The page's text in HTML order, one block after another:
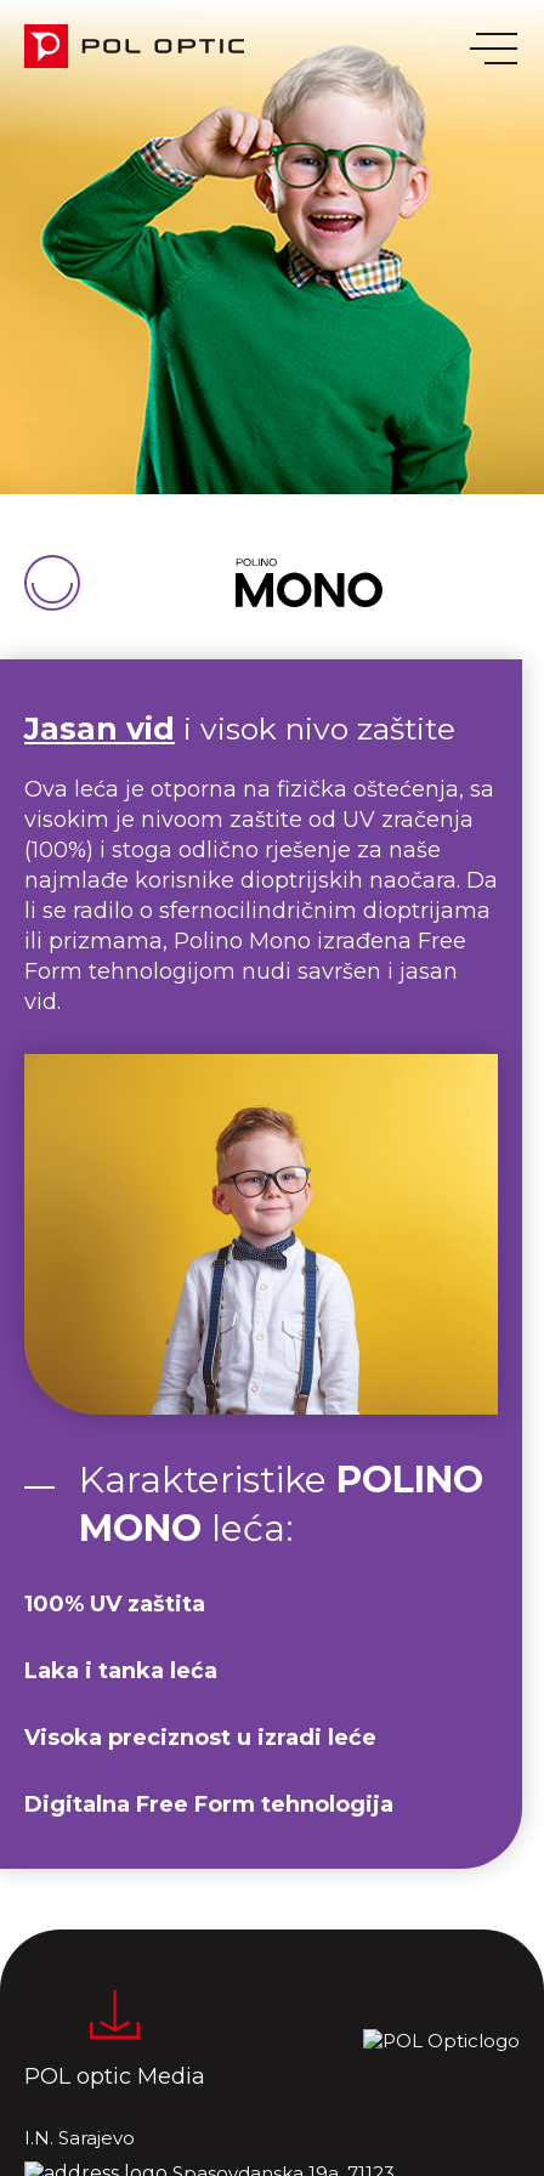
Jasan vid i visok nivo zaštite
Ova leća je otporna na fizička oštećenja, sa
visokim je nivoom zaštite od UV zračenja
(100%) i stoga odlično rješenje za naše
najmlađe korisnike dioptrijskih naočara. Da
li se radilo o sfernocilindričnim dioptrijama
ili prizmama, Polino Mono izrađena Free
Form tehnologijom nudi savršen i jasan
vid.
Karakteristike POLINO
MONO leća:
100% UV zaštita
Laka i tanka leća
Visoka preciznost u izradi leće
Digitalna Free Form tehnologija
POL optic Media
I.N. Sarajevo